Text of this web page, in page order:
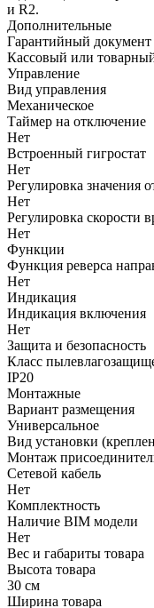
и R2.
Дополнительные
Гарантийный документ
Кассовый или
Управление
Вид управления
Механическое
Таймер на отключение
Нет
Встроенный гигростат
Нет
Регулировка значения
Нет
Регулировка скорости
Нет
Функции
Функция реверса
Нет
Индикация
Индикация включения
Нет
Защита и безопасность
Класс
IP20
Монтажные
Вариант размещения
Универсальное
Вид установки
Монтаж
Сетевой кабель
Нет
Комплектность
Наличие BIM модели
Нет
Вес и габариты товара
Высота товара
30 см
Ширина товара